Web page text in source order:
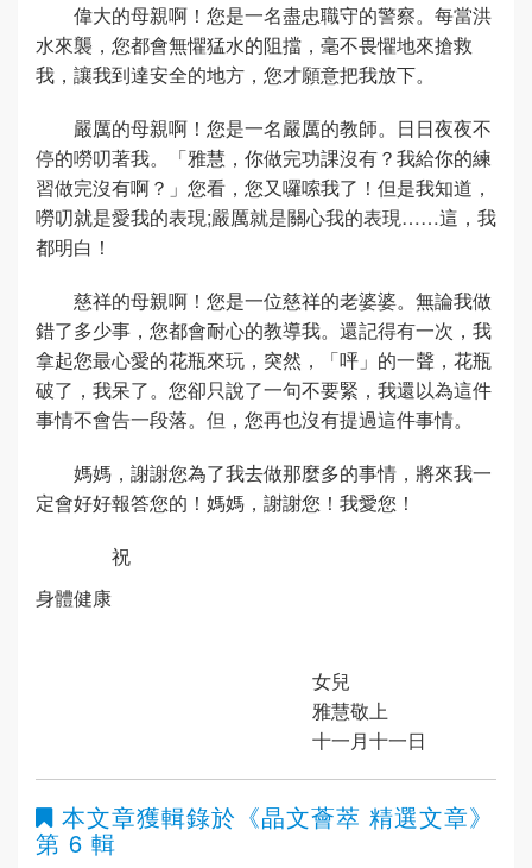
偉大的母親啊！您是一名盡忠職守的警察。每當洪
水來襲，您都會無懼猛水的阻擋，毫不畏懼地來搶救
我，讓我到達安全的地方，您才願意把我放下。
嚴厲的母親啊！您是一名嚴厲的教師。日日夜夜不
停的嘮叨著我。「雅慧，你做完功課沒有？我給你的練
習做完沒有啊？」您看，您又囉嗦我了！但是我知道，
嘮叨就是愛我的表現;嚴厲就是關心我的表現……這，我
都明白！
慈祥的母親啊！您是一位慈祥的老婆婆。無論我做
錯了多少事，您都會耐心的教導我。還記得有一次，我
拿起您最心愛的花瓶來玩，突然，「呯」的一聲，花瓶
破了，我呆了。您卻只說了一句不要緊，我還以為這件
事情不會告一段落。但，您再也沒有提過這件事情。
媽媽，謝謝您為了我去做那麼多的事情，將來我一
定會好好報答您的！媽媽，謝謝您！我愛您！
祝
身體健康
女兒
雅慧敬上
十一月十一日
本文章獲輯錄於 《晶文薈萃 精選文章》
第 6 輯